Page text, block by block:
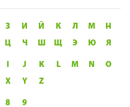
З И Й К Л М
Н
Ц Ч Ш Щ Э Ю Я
I J K L M N
O
X Y Z
8 9